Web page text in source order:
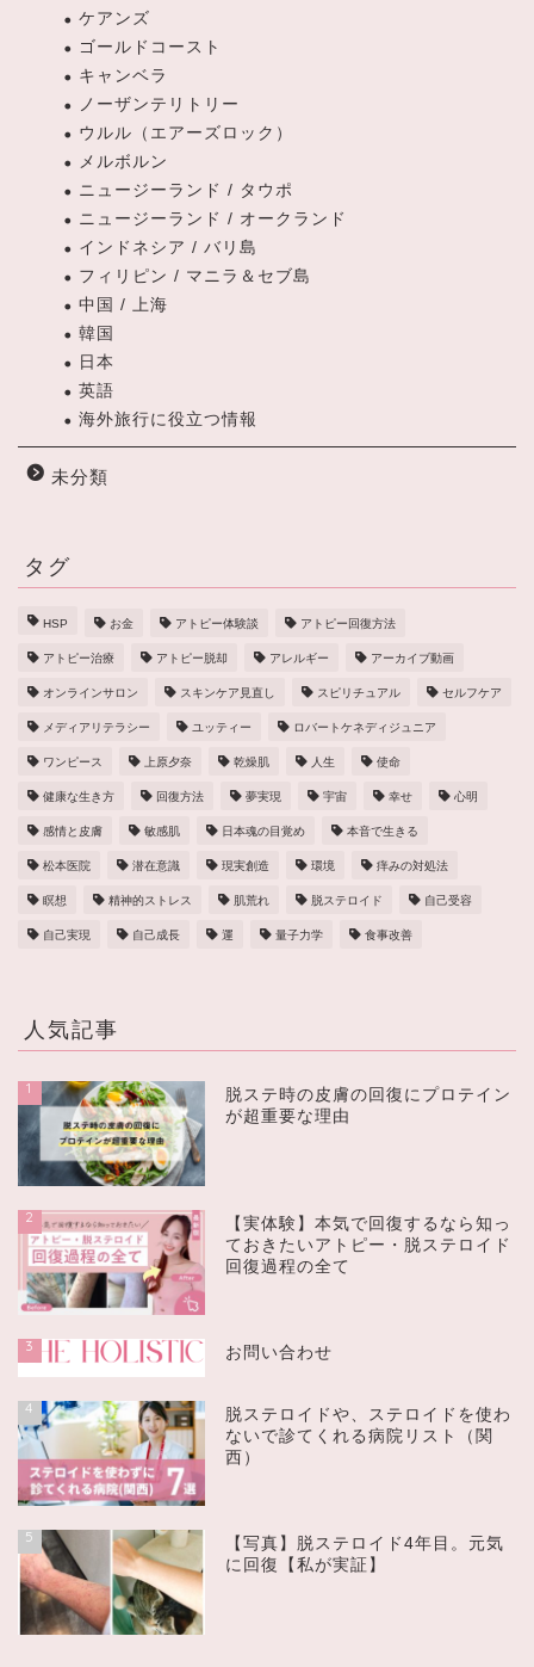
ケアンズ
ゴールドコースト
キャンベラ
ノーザンテリトリー
ウルル（エアーズロック）
メルボルン
ニュージーランド / タウポ
ニュージーランド / オークランド
インドネシア / バリ島
フィリピン / マニラ＆セブ島
中国 / 上海
韓国
日本
英語
海外旅行に役立つ情報
未分類
タグ
HSP お金 アトピー体験談 アトピー回復方法
アトピー治療 アトピー脱却 アレルギー アーカイブ動画
オンラインサロン スキンケア見直し スピリチュアル セルフケア
メディアリテラシー ユッティー ロバートケネディジュニア
ワンピース 上原夕奈 乾燥肌 人生 使命
健康な生き方 回復方法 夢実現 宇宙 幸せ 心明
感情と皮膚 敏感肌 日本魂の目覚め 本音で生きる
松本医院 潜在意識 現実創造 環境 痒みの対処法
瞑想 精神的ストレス 肌荒れ 脱ステロイド 自己受容
自己実現 自己成長 運 量子力学 食事改善
人気記事
1
脱ステ時の皮膚の回復にプロテイン
が超重要な理由
2
【実体験】本気で回復するなら知っ
ておきたいアトピー・脱ステロイド
回復過程の全て
3 お問い合わせ
4
脱ステロイドや、ステロイドを使わ
ないで診てくれる病院リスト（関
西）
5
【写真】脱ステロイド4年目。元気
に回復【私が実証】